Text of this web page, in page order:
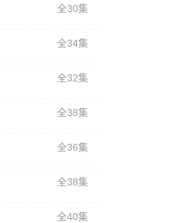
全30集
全34集
全32集
全38集
全36集
全38集
全40集